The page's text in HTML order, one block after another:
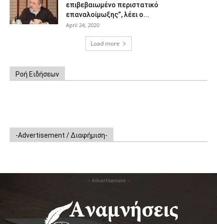
επιβεβαιωμένο περιστατικό
επαναλοίμωξης”, λέει ο...
April 24, 2020
Load more
Ροή Ειδήσεων
-Advertisement / Διαφήμιση-
- Advertisement -